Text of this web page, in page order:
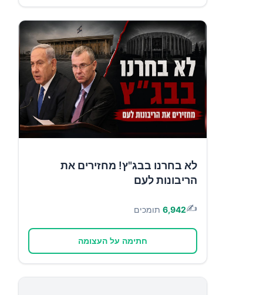
לא בחרנו בבג"ץ! מחזירים את
הריבונות לעם
✍️
6,942 תומכים
חתימה על העצומה